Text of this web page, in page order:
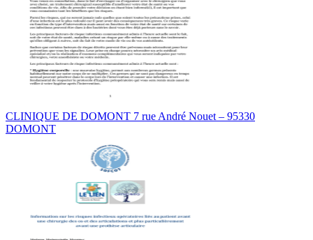
CLINIQUE DE DOMONT 7 rue André Nouet – 95330
DOMONT